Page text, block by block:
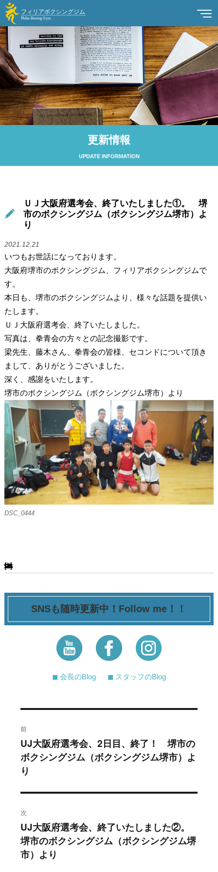
更新情報
UPDATE INFORMATION
ＵＪ大阪府選考会、終了いたしました①。 堺
市のボクシングジム（ボクシングジム堺市）よ
り
2021.12.21
いつもお世話になっております。
大阪府堺市のボクシングジム、フィリアボクシングジムで
す。
本日も、堺市のボクシングジムより、様々な話題を提供い
たします。
ＵＪ大阪府選考会、終了いたしました。
写真は、拳青会の方々との記念撮影です。
梁先生、藤木さん、拳青会の皆様、セコンドについて頂き
まして、ありがとうございました。
深く、感謝をいたします。
堺市のボクシングジム（ボクシングジム堺市）より
DSC_0444
[ssba-buttons]
SNSも随時更新中！Follow me！！
◼︎ 会長のBlog ◼︎ スタッフのBlog
稿
ナ
ビ
ー
シ
ョ
前
過
去
の
UJ大阪府選考会、2日目、終了！ 堺市の
ボクシングジム（ボクシングジム堺市）よ
り
次
次
の
投
UJ大阪府選考会、終了いたしました②。
堺市のボクシングジム（ボクシングジム堺
市）より